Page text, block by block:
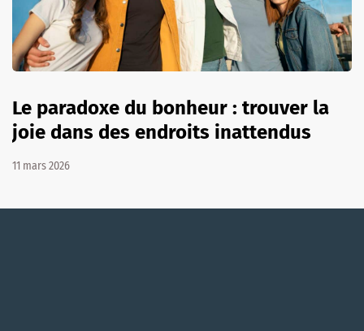
Le paradoxe du bonheur : trouver la
joie dans des endroits inattendus
11 mars 2026